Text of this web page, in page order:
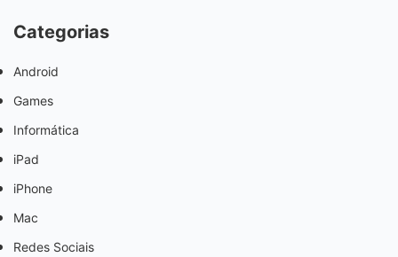
Categorias
Android
Games
Informática
iPad
iPhone
Mac
Redes Sociais